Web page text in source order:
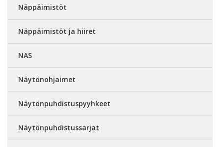
Näppäimistöt
Näppäimistöt ja hiiret
NAS
Näytönohjaimet
Näytönpuhdistuspyyhkeet
Näytönpuhdistussarjat